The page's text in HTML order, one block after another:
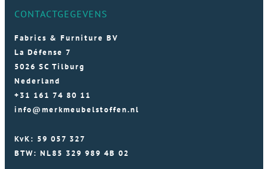
CONTACTGEGEVENS
Fabrics & Furniture BV
La Défense 7
5026 SC Tilburg
Nederland
+31 161 74 80 11
info@merkmeubelstoffen.nl
KvK: 59 057 327
BTW: NL85 329 989 4B 02